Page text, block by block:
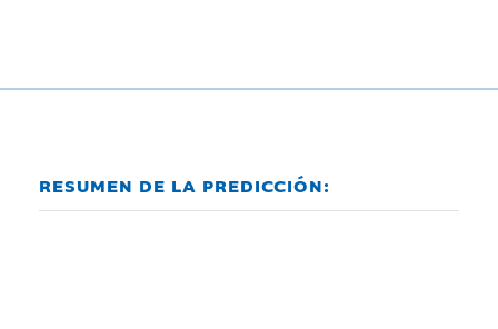
RESUMEN DE LA PREDICCIÓN: